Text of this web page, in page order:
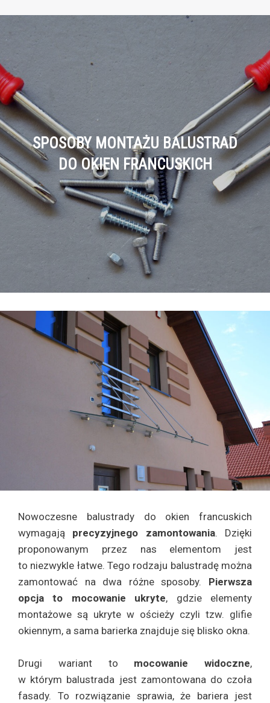
SPOSOBY MONTAŻU BALUSTRAD
DO OKIEN FRANCUSKICH
Nowoczesne balustrady do okien francuskich
wymagają precyzyjnego zamontowania. Dzięki
proponowanym przez nas elementom jest
to niezwykle łatwe. Tego rodzaju balustradę można
zamontować na dwa różne sposoby. Pierwsza
opcja to mocowanie ukryte, gdzie elementy
montażowe są ukryte w ościeży czyli tzw. glifie
okiennym, a sama barierka znajduje się blisko okna.
Drugi wariant to mocowanie widoczne,
w którym balustrada jest zamontowana do czoła
fasady. To rozwiązanie sprawia, że bariera jest